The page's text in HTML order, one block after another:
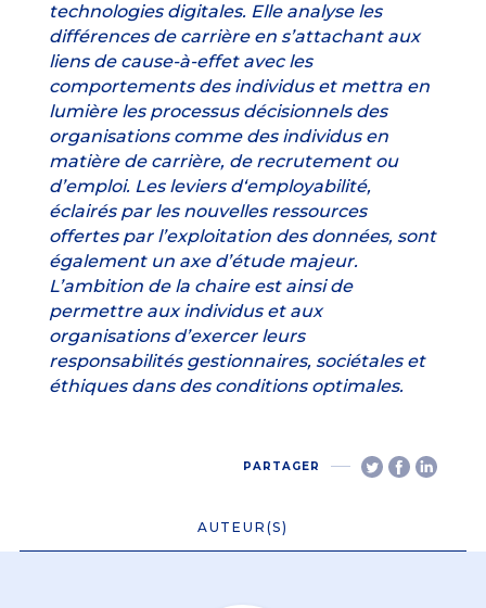
technologies digitales. Elle analyse les
différences de carrière en s’attachant aux
liens de cause-à-effet avec les
comportements des individus et mettra en
lumière les processus décisionnels des
organisations comme des individus en
matière de carrière, de recrutement ou
d’emploi. Les leviers d‘employabilité,
éclairés par les nouvelles ressources
offertes par l’exploitation des données, sont
également un axe d’étude majeur.
L’ambition de la chaire est ainsi de
permettre aux individus et aux
organisations d’exercer leurs
responsabilités gestionnaires, sociétales et
éthiques dans des conditions optimales.
PARTAGER
AUTEUR(S)